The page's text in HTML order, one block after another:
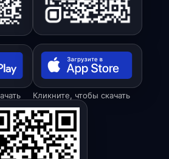
Кликните, чтобы скачать